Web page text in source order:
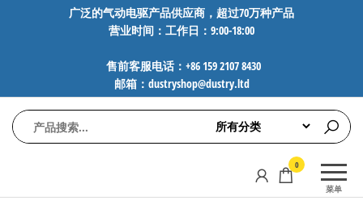
广泛的气动电驱产品供应商，超过70万种产品
营业时间：工作日：9:00-18:00
售前客服电话：+86 159 2107 8430
邮箱：dustryshop@dustry.ltd
动
FESTO、
菜单
0